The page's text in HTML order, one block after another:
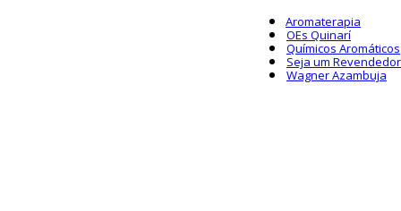
Aromaterapia
OEs Quinarí
Químicos Aromáticos
Seja um Revendedor
Wagner Azambuja